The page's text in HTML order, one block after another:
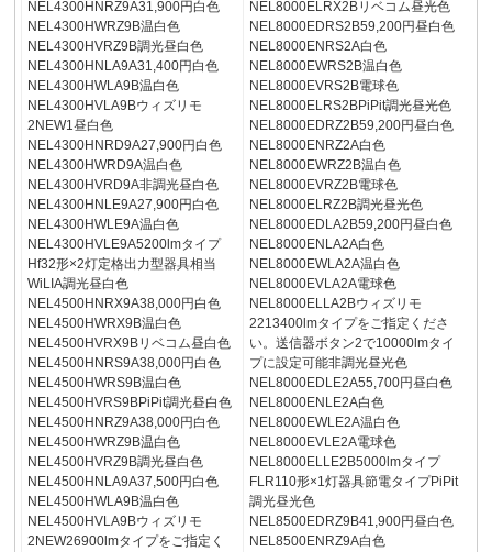
NEL4300HNRZ9A31,900円白色
NEL4300HWRZ9B温白色
NEL4300HVRZ9B調光昼白色
NEL4300HNLA9A31,400円白色
NEL4300HWLA9B温白色
NEL4300HVLA9Bウィズリモ
2NEW1昼白色
NEL4300HNRD9A27,900円白色
NEL4300HWRD9A温白色
NEL4300HVRD9A非調光昼白色
NEL4300HNLE9A27,900円白色
NEL4300HWLE9A温白色
NEL4300HVLE9A5200lmタイプ
Hf32形×2灯定格出力型器具相当
WiLIA調光昼白色
NEL4500HNRX9A38,000円白色
NEL4500HWRX9B温白色
NEL4500HVRX9Bリベコム昼白色
NEL4500HNRS9A38,000円白色
NEL4500HWRS9B温白色
NEL4500HVRS9BPiPit調光昼白色
NEL4500HNRZ9A38,000円白色
NEL4500HWRZ9B温白色
NEL4500HVRZ9B調光昼白色
NEL4500HNLA9A37,500円白色
NEL4500HWLA9B温白色
NEL4500HVLA9Bウィズリモ
2NEW26900lmタイプをご指定く
NEL8000ELRX2Bリベコム昼光色
NEL8000EDRS2B59,200円昼白色
NEL8000ENRS2A白色
NEL8000EWRS2B温白色
NEL8000EVRS2B電球色
NEL8000ELRS2BPiPit調光昼光色
NEL8000EDRZ2B59,200円昼白色
NEL8000ENRZ2A白色
NEL8000EWRZ2B温白色
NEL8000EVRZ2B電球色
NEL8000ELRZ2B調光昼光色
NEL8000EDLA2B59,200円昼白色
NEL8000ENLA2A白色
NEL8000EWLA2A温白色
NEL8000EVLA2A電球色
NEL8000ELLA2Bウィズリモ
2213400lmタイプをご指定くださ
い。送信器ボタン2で10000lmタイ
プに設定可能非調光昼光色
NEL8000EDLE2A55,700円昼白色
NEL8000ENLE2A白色
NEL8000EWLE2A温白色
NEL8000EVLE2A電球色
NEL8000ELLE2B5000lmタイプ
FLR110形×1灯器具節電タイプPiPit
調光昼光色
NEL8500EDRZ9B41,900円昼白色
NEL8500ENRZ9A白色